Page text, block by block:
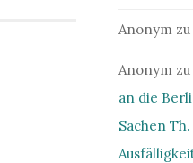
Anonym zu
Anonym zu
an die
Sachen